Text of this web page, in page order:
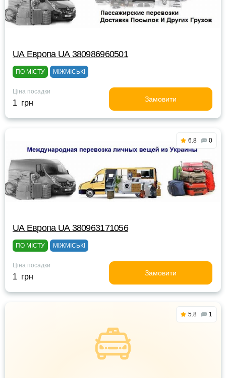
UА Европа UА 380986960501
ПО МІСТУ МІЖМІСЬКІ
Ціна посадки
1 грн Замовити
6.8 0
UА Европа UА 380963171056
ПО МІСТУ МІЖМІСЬКІ
Ціна посадки
1 грн Замовити
5.8 1